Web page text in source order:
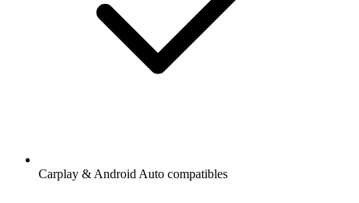
Carplay & Android Auto compatibles